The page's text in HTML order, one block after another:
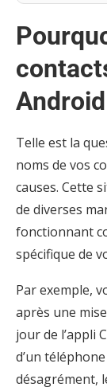
Telle est la
noms de vos
causes. Cette
de diverses
fonctionnant
spécifique de
Par exemple,
après une
jour de l’appli
d’un
désagrément,